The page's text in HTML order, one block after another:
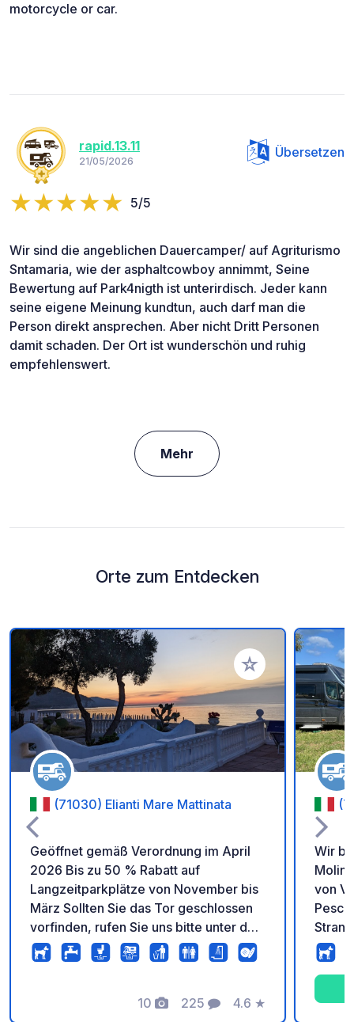
motorcycle or car.
rapid.13.11
21/05/2026
Übersetzen
5/5
Wir sind die angeblichen Dauercamper/ auf Agriturismo
Sntamaria, wie der asphaltcowboy annimmt, Seine
Bewertung auf Park4nigth ist unterirdisch. Jeder kann
seine eigene Meinung kundtun, auch darf man die
Person direkt ansprechen. Aber nicht Dritt Personen
damit schaden. Der Ort ist wunderschön und ruhig
empfehlenswert.
Mehr
Orte zum Entdecken
Zu Ihren Favoriten
(71030) Elianti Mare Mattinata
Geöffnet gemäß Verordnung im April
2026 Bis zu 50 % Rabatt auf
Langzeitparkplätze von November bis
März Sollten Sie das Tor geschlossen
vorfinden, rufen Sie uns bitte unter der
auf dem Schild angegebenen Nummer
an. Wir sind in wenigen Minuten bei
Meer mit privatem Zugang zum
10
Fotos
225
Kommentare
4.6
Bewertung
★
Wir
von
Peschici. 300 Meter
und